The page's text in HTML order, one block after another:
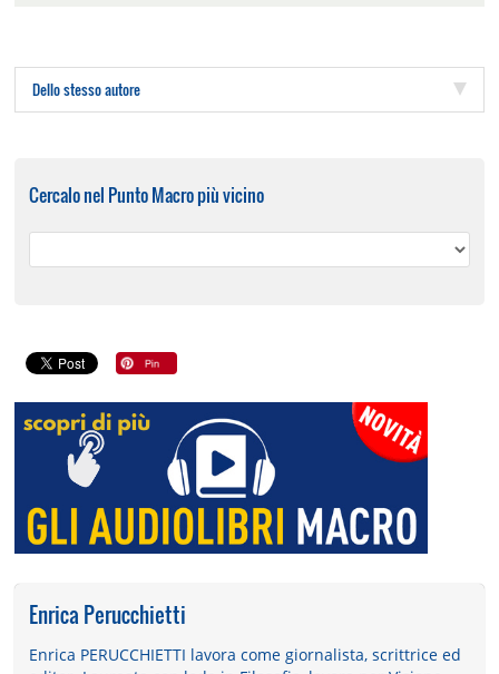
Dello stesso autore
Cercalo nel Punto Macro più vicino
Enrica Perucchietti
Enrica PERUCCHIETTI lavora come giornalista, scrittrice ed